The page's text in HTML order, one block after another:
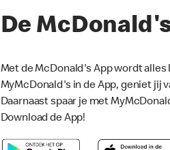
De
Met de McDonald's App wordt
MyMcDonald's in de App, geniet jij
Daarnaast spaar je met
Download de App!